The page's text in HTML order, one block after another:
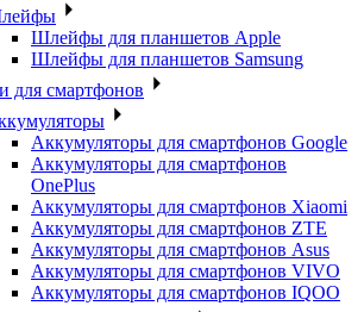
Шлейфы для планшетов Apple
Шлейфы для планшетов Samsung
для смартфонов
Аккумуляторы для смартфонов Google
Аккумуляторы для смартфонов
OnePlus
Аккумуляторы для смартфонов Xiaomi
Аккумуляторы для смартфонов ZTE
Аккумуляторы для cмартфонов Asus
Аккумуляторы для смартфонов VIVO
Аккумуляторы для смартфонов IQOO